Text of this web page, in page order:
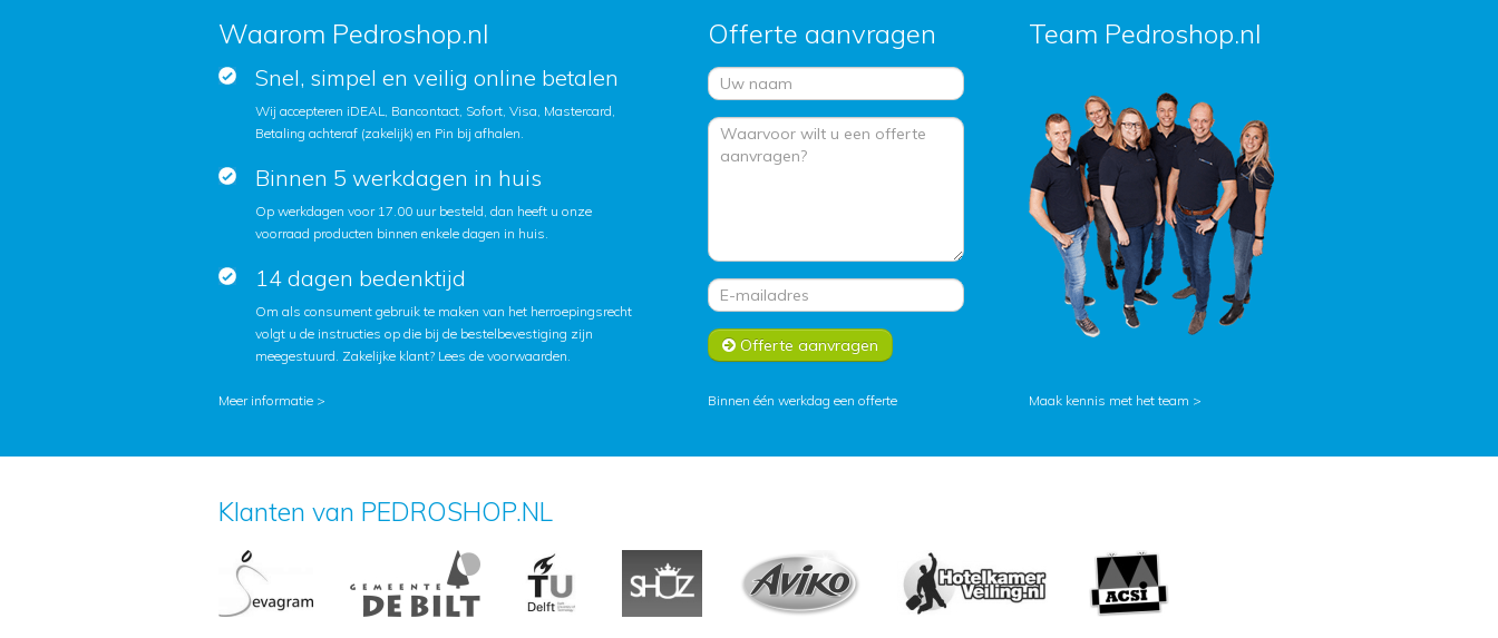
Waarom Pedroshop.nl
Snel, simpel en veilig online betalen
Wij accepteren iDEAL, Bancontact, Sofort, Visa, Mastercard,
Betaling achteraf (zakelijk) en Pin bij afhalen.
Binnen 5 werkdagen in huis
Op werkdagen voor 17.00 uur besteld, dan heeft u onze
voorraad producten binnen enkele dagen in huis.
14 dagen bedenktijd
Om als consument gebruik te maken van het herroepingsrecht
volgt u de instructies op die bij de bestelbevestiging zijn
meegestuurd. Zakelijke klant? Lees de voorwaarden.
Offerte aanvragen
Offerte aanvragen
Team Pedroshop.nl
Meer informatie > Binnen één werkdag een offerte Maak kennis met het team >
Klanten van PEDROSHOP.NL